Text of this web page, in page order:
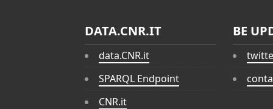
DATA.CNR.IT
data.CNR.it
SPARQL Endpoint
CNR.it
BE